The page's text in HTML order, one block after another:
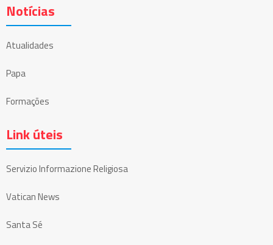
Notícias
Atualidades
Papa
Formações
Link úteis
Servizio Informazione Religiosa
Vatican News
Santa Sé